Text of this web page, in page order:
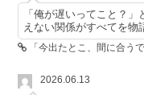
「俺が遅いってこと？
えない関係がすべてを物
「今出たとこ、間に合うでしょ」夫
2026.06.13